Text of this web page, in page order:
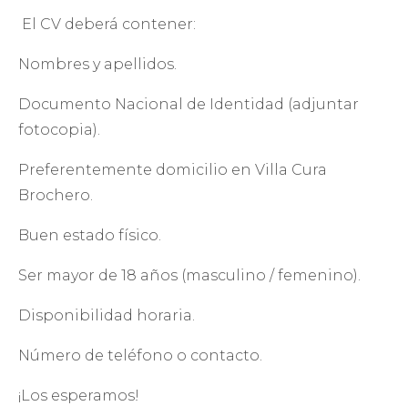
El CV deberá contener:
Nombres y apellidos.
Documento Nacional de Identidad (adjuntar
fotocopia).
Preferentemente domicilio en Villa Cura
Brochero.
Buen estado físico.
Ser mayor de 18 años (masculino / femenino).
Disponibilidad horaria.
Número de teléfono o contacto.
¡Los esperamos!